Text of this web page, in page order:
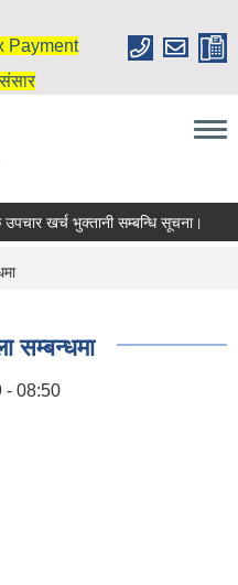
Payment
उपचार खर्च भुक्तानी सम्बन्धि सूचना।
सम्बन्धमा
- 08:50